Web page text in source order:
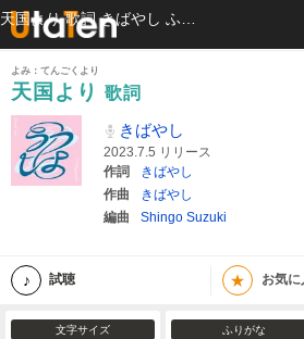
よみ：てんごくより
天国より
歌詞
きばやし
2023.7.5 リリース
作詞
きばやし
作曲
きばやし
編曲
Shingo Suzuki
試聴 ★ お気
文字サイズ ふりがな